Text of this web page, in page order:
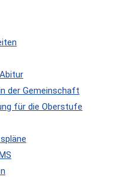
der Gemeinschaft
für die Oberstufe